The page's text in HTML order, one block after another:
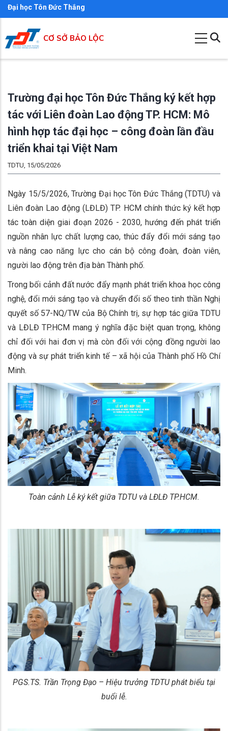
Nhảy
đến
nội
dung
Đại học Tôn Đức Thắng
CƠ SỞ BẢO LỘC
Trường đại học Tôn Đức Thắng ký kết hợp
tác với Liên đoàn Lao động TP. HCM: Mô
hình hợp tác đại học – công đoàn lần đầu
triển khai tại Việt Nam
TDTU, 15/05/2026
Ngày 15/5/2026, Trường Đại học Tôn Đức Thắng (TDTU) và
Liên đoàn Lao động (LĐLĐ) TP. HCM chính thức ký kết hợp
tác toàn diện giai đoạn 2026 - 2030, hướng đến phát triển
nguồn nhân lực chất lượng cao, thúc đẩy đổi mới sáng tạo
và nâng cao năng lực cho cán bộ công đoàn, đoàn viên,
người lao động trên địa bàn Thành phố.
Trong bối cảnh đất nước đẩy mạnh phát triển khoa học công
nghệ, đổi mới sáng tạo và chuyển đổi số theo tinh thần Nghị
quyết số 57-NQ/TW của Bộ Chính trị, sự hợp tác giữa TDTU
và LĐLĐ TP.HCM mang ý nghĩa đặc biệt quan trọng, không
chỉ đối với hai đơn vị mà còn đối với cộng đồng người lao
động và sự phát triển kinh tế – xã hội của Thành phố Hồ Chí
Minh.
Toàn cảnh Lễ ký kết giữa TDTU và LĐLĐ TP.HCM.
PGS.TS. Trần Trọng Đạo – Hiệu trưởng TDTU phát biểu tại
buổi lễ.